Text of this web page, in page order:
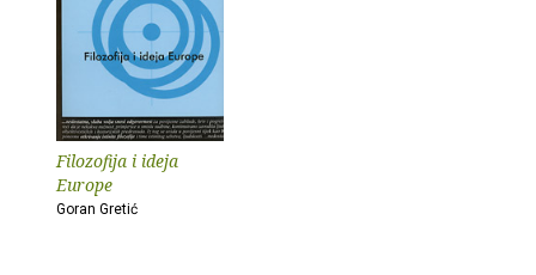
Filozofija i ideja
Europe
Goran Gretić